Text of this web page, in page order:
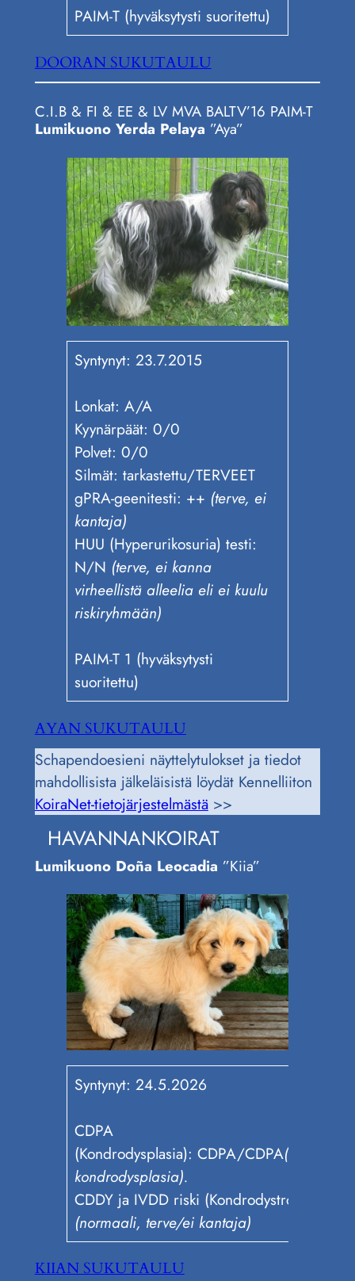
PAIM-T (hyväksytysti suoritettu)
DOORAN SUKUTAULU
C.I.B & FI & EE & LV MVA BALTV’16 PAIM-T
Lumikuono Yerda Pelaya ”Aya”
Syntynyt: 23.7.2015
Lonkat: A/A
Kyynärpäät: 0/0
Polvet: 0/0
Silmät: tarkastettu/TERVEET
gPRA-geenitesti: ++ (terve, ei
kantaja)
HUU (Hyperurikosuria) testi:
N/N (terve, ei kanna
virheellistä alleelia eli ei kuulu
riskiryhmään)
PAIM-T 1 (hyväksytysti
suoritettu)
AYAN SUKUTAULU
Schapendoesieni näyttelytulokset ja tiedot
mahdollisista jälkeläisistä löydät Kennelliiton
KoiraNet-tietojärjestelmästä>>
HAVANNANKOIRAT
Lumikuono Doña Leocadia ”Kiia”
Syntynyt: 24.5.2026
CDPA
(Kondrodysplasia): CDPA/CDPA
kondrodysplasia).
CDDY ja IVDD riski (Kondrodystrofia): N/N
(normaali, terve/ei kantaja)
KIIAN SUKUTAULU